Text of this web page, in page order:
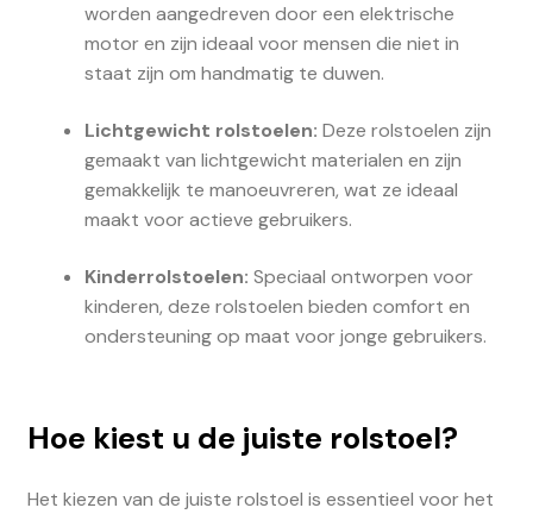
worden aangedreven door een elektrische
motor en zijn ideaal voor mensen die niet in
staat zijn om handmatig te duwen.
Lichtgewicht rolstoelen: Deze rolstoelen zijn
gemaakt van lichtgewicht materialen en zijn
gemakkelijk te manoeuvreren, wat ze ideaal
maakt voor actieve gebruikers.
Kinderrolstoelen: Speciaal ontworpen voor
kinderen, deze rolstoelen bieden comfort en
ondersteuning op maat voor jonge gebruikers.
Hoe kiest u de juiste rolstoel?
Het kiezen van de juiste rolstoel is essentieel voor het